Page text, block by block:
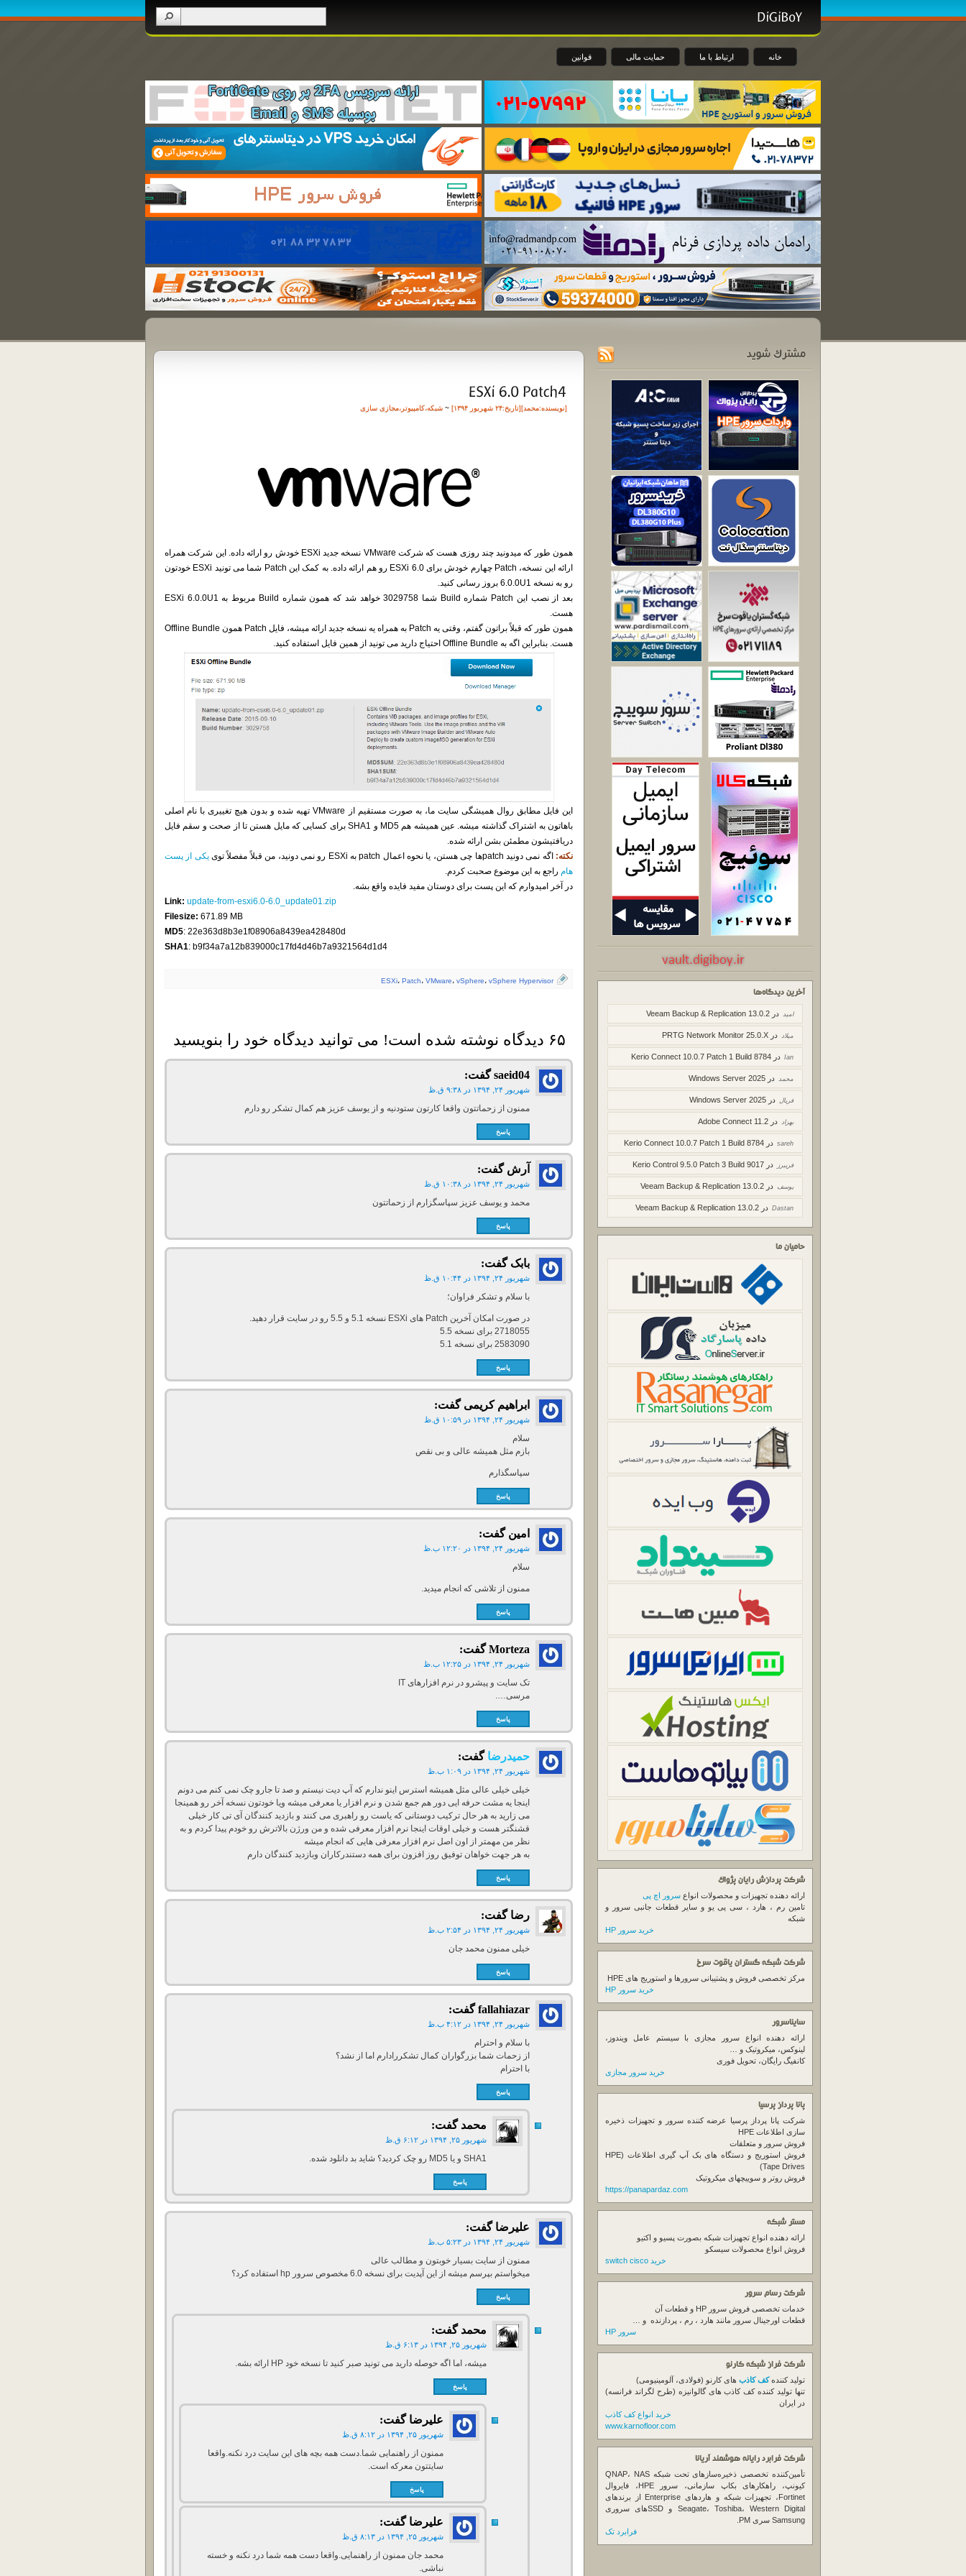
خانه ارتباط با ما حمایت مالی قوانین
آخرین دیدگاه‌ها
امید در Veeam Backup & Replication 13.0.2
میلاد در PRTG Network Monitor 25.0.X
Ian در Kerio Connect 10.0.7 Patch 1 Build 8784
محمد در Windows Server 2025
فریال در Windows Server 2025
بهزاد در Adobe Connect 11.2
sareh در Kerio Connect 10.0.7 Patch 1 Build 8784
فریبرز در Kerio Control 9.5.0 Patch 3 Build 9017
یوسف در Veeam Backup & Replication 13.0.2
Dastan در Veeam Backup & Replication 13.0.2
حامیان ما
شرکت پردازش رایان پژواک
ارائه دهنده تجهیزات و محصولات انواع سرور اچ پی
تامین رم ، هارد ، سی پی یو و سایر قطعات جانبی سرور و
شبکه
خرید سرور HP
شرکت شبکه گستران یاقوت سرخ
مرکز تخصصی فروش و پشتیبانی سرورها و استوریج های HPE
خرید سرور HP
سایناسرور
ارائه دهنده انواع سرور مجازی با سیستم عامل ویندوز،
لینوکس، میکروتیک و …
کانفیگ رایگان، تحویل فوری
خرید سرور مجازی
پانا پرداز پرسیا
شرکت پانا پرداز پرسیا عرضه کننده سرور و تجهیزات ذخیره
سازی اطلاعات HPE
فروش سرور و متعلقات
فروش استوریج و دستگاه های بک آپ گیری اطلاعات (HPE
Tape Drives)
فروش روتر و سوییچهای میکروتیک
https://panapardaz.com
مستر شبکه
ارائه دهنده انواع تجهیزات شبکه بصورت پسیو و اکتیو
فروش انواع محصولات سیسکو
خرید switch cisco
شرکت رسام سرور
خدمات تخصصی فروش سرور
قطعات اورجینال سرور مانند هارد ، رم ، پردازنده و …
سرور HP
شرکت فراز شبکه کارنو
تولید کنندهکف کاذب های کارنو (فولادی، آلومینیومی)
تنها تولید کننده کف کاذب های گالوانیزه (طرح لگراند فرانسه)
در ایران
خرید انواع کف کاذب
www.karnofloor.com
شرکت فرابرد رایانه هوشمند آریانا
تأمین‌کننده تخصصی ذخیره‌سازهای تحت شبکه QNAP، NAS
کیونپ، راهکارهای بکاپ سازمانی، سرور HPE، فایروال
Fortinet، تجهیزات شبکه و هاردهای Enterprise از برندهای
Seagate، Toshiba، Western Digital و SSDهای سروری
Samsung سری PM.
فرابرد تک
[نویسنده:محمد][تاريخ:۲۴ شهریور ۱۳۹۴] ~ شبکه،کامپیوتر ،مجازی سازی
همون طور که میدونید چند روزی هست که شرکت VMware نسخه جدید ESXi خودش رو ارائه داده. این شرکت همراه
ارائه این نسخه، Patch چهارم خودش برای ESXi 6.0 رو هم ارائه داده. به کمک این Patch شما می تونید ESXi خودتون
رو به نسخه 6.0.0U1 بروز رسانی کنید.
بعد از نصب این Patch شماره Build شما 3029758 خواهد شد که همون شماره Build مربوط به ESXi 6.0.0U1
هست.
همون طور که قبلاً براتون گفتم، وقتی یه Patch به همراه یه نسخه جدید ارائه میشه، فایل Patch همون Offline Bundle
هست. بنابراین اگه به Offline Bundle احتیاج دارید می تونید از همین فایل استفاده کنید.
این فایل مطابق روال همیشگی سایت ما، به صورت مستقیم از VMware تهیه شده و بدون هیچ تغییری با نام اصلی
باهاتون به اشتراک گذاشته میشه. عین همیشه هم MD5 و SHA1 برای کسایی که مایل هستن تا از صحت و سقم فایل
دریافتیشون مطمئن بشن ارائه شده.
نکته: اگه نمی دونید patchها چی هستن، یا نحوه اعمال patch به ESXi رو نمی دونید، من قبلاً مفصلاً توی
یکی از پست
هام راجع به این موضوع صحبت کردم.
در آخر امیدوارم که این پست برای دوستان مفید فایده واقع بشه.
Link: update-from-esxi6.0-6.0_update01.zip
Filesize: 671.89 MB
MD5: 22e363d8b3e1f08906a8439ea428480d
SHA1: b9f34a7a12b839000c17fd4d46b7a9321564d1d4
ESXi، Patch، VMware، vSphere، vSphere Hypervisor
۶۵ دیدگاه نوشته شده است! می توانید دیدگاه خود را بنویسید
saeid04 گفت:
شهریور ۲۴, ۱۳۹۴ در ۹:۳۸ ق.ظ
ممنون از زحماتتون واقعا کارتون ستودنیه و از یوسف عزیز هم کمال تشکر رو دارم
پاسخ
آرش گفت:
شهریور ۲۴, ۱۳۹۴ در ۱۰:۳۸ ق.ظ
محمد و یوسف عزیز سپاسگزارم از زحماتتون
پاسخ
بابک گفت:
شهریور ۲۴, ۱۳۹۴ در ۱۰:۴۴ ق.ظ
با سلام و تشکر فراوان؛
در صورت امکان آخرین Patch های ESXi نسخه 5.1 و 5.5 رو در سایت قرار دهید.
2718055 برای نسخه 5.5
2583090 برای نسخه 5.1
پاسخ
ابراهیم کریمی گفت:
شهریور ۲۴, ۱۳۹۴ در ۱۰:۵۹ ق.ظ
سلام
بازم مثل همیشه عالی و بی نقص
سپاسگذارم
پاسخ
امین گفت:
شهریور ۲۴, ۱۳۹۴ در ۱۲:۲۰ ب.ظ
سلام
ممنون از تلاشی که انجام میدید.
پاسخ
Morteza گفت:
شهریور ۲۴, ۱۳۹۴ در ۱۲:۲۵ ب.ظ
تک سایت و پیشرو در نرم افزارهای IT
مرسی….
پاسخ
حمیدرضا گفت:
شهریور ۲۴, ۱۳۹۴ در ۱:۰۹ ب.ظ
خیلی خیلی عالی مثل همیشه استرس اینو ندارم که آپ دیت نیستم و صد تا جارو چک نمی کنم می دونم
اینجا یه مشت حرفه ایی دور هم جمع شدن و نرم افزار یا معرفی میشه ویا خودتون نسخه آخر رو همینجا
می زارید به هر حال ترکیب دوستانی که یاست رو راهبری می کنند و بازدید کنندگان آی تی کار خیلی
قشنگتر هست و خیلی اوقات اینجا نرم افزار معرفی شده و من ورژن بالاترش رو خودم پیدا کردم و به
نظر من مهمتر از اون اصل نرم افزار معرفی هایی که انجام میشه
به هر جهت خواهان توفیق روز افزون برای همه دستندرکاران وبازدید کنندگان دارم
پاسخ
رضا گفت:
شهریور ۲۴, ۱۳۹۴ در ۲:۵۴ ب.ظ
خیلی ممنون محمد جان
پاسخ
fallahiazar گفت:
شهریور ۲۴, ۱۳۹۴ در ۴:۱۲ ب.ظ
با سلام و احترام
از زحمات شما بزرگواران کمال تشکررادارم اما از نشد؟
با احترام
پاسخ
محمد گفت:
شهریور ۲۵, ۱۳۹۴ در ۶:۱۲ ق.ظ
SHA1 و یا MD5 رو چک کردید؟ شاید بد دانلود شده.
پاسخ
علیرضا گفت:
شهریور ۲۴, ۱۳۹۴ در ۵:۲۳ ب.ظ
ممنون از سایت بسیار خوبتون و مطالب عالی
میخواستم بپرسم میشه از این آپدیت برای نسخه 6.0 مخصوص سرور hp استفاده کرد؟
پاسخ
محمد گفت:
شهریور ۲۵, ۱۳۹۴ در ۶:۱۳ ق.ظ
میشه، اما اگه حوصله دارید می تونید صبر کنید تا نسخه خود HP ارائه بشه.
پاسخ
علیرضا گفت:
شهریور ۲۵, ۱۳۹۴ در ۸:۱۲ ق.ظ
ممنون از راهنمایی شما.دست همه بچه های این سایت درد نکنه.واقعا
سایتتون معرکه است.
پاسخ
علیرضا گفت:
شهریور ۲۵, ۱۳۹۴ در ۸:۱۳ ق.ظ
محمد جان ممنون از راهنمایی.واقعا دست همه شما درد نکنه و خسته
نباشی.